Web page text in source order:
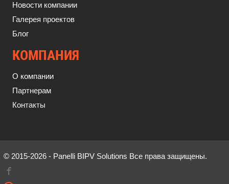
Новости компании
Галерея проектов
Блог
КОМПАНИЯ
О компании
Партнерам
Контакты
© 2015-2026 - Panelli BIPV Solutions Все права защищены.